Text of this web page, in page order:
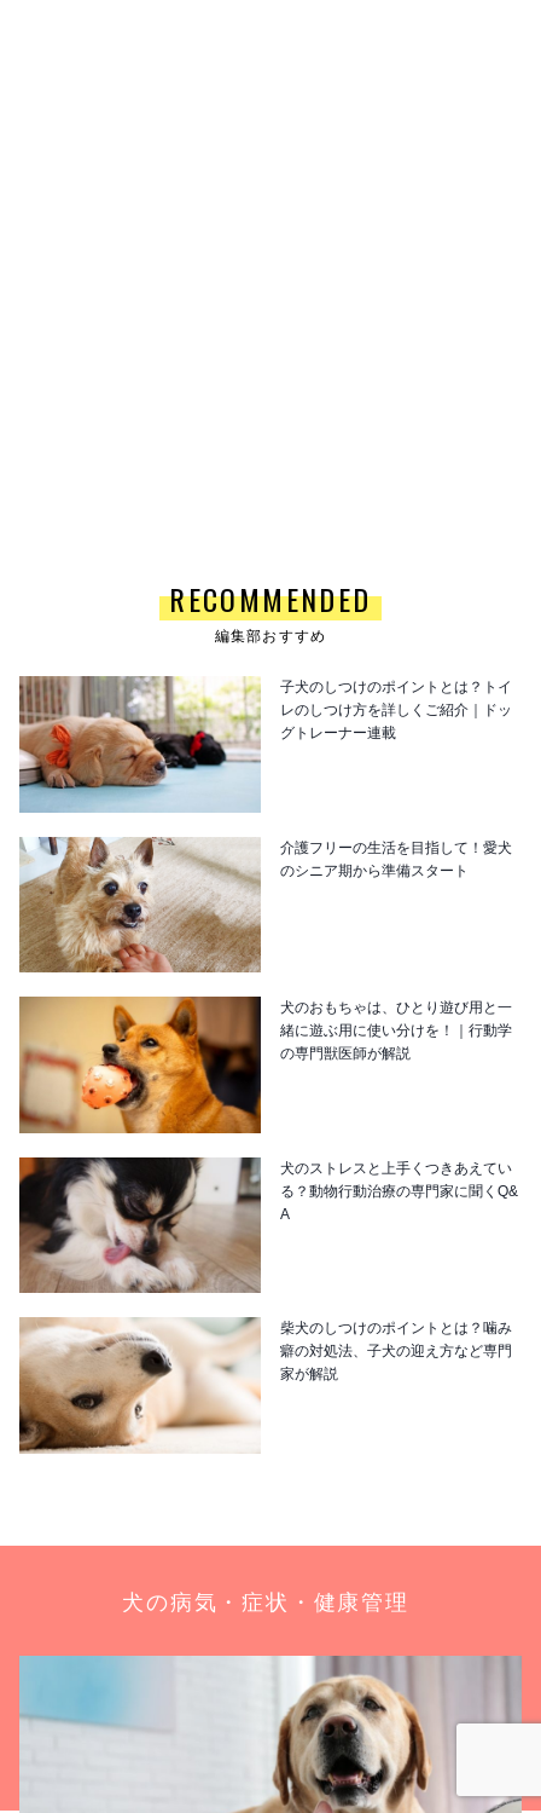
RECOMMENDED
編集部おすすめ
子犬のしつけのポイントとは？トイ
レのしつけ方を詳しくご紹介｜ドッ
グトレーナー連載
介護フリーの生活を目指して！愛犬
のシニア期から準備スタート
犬のおもちゃは、ひとり遊び用と一
緒に遊ぶ用に使い分けを！｜行動学
の専門獣医師が解説
犬のストレスと上手くつきあえてい
る？動物行動治療の専門家に聞くQ&
A
柴犬のしつけのポイントとは？噛み
癖の対処法、子犬の迎え方など専門
家が解説
犬の病気・症状・健康管理